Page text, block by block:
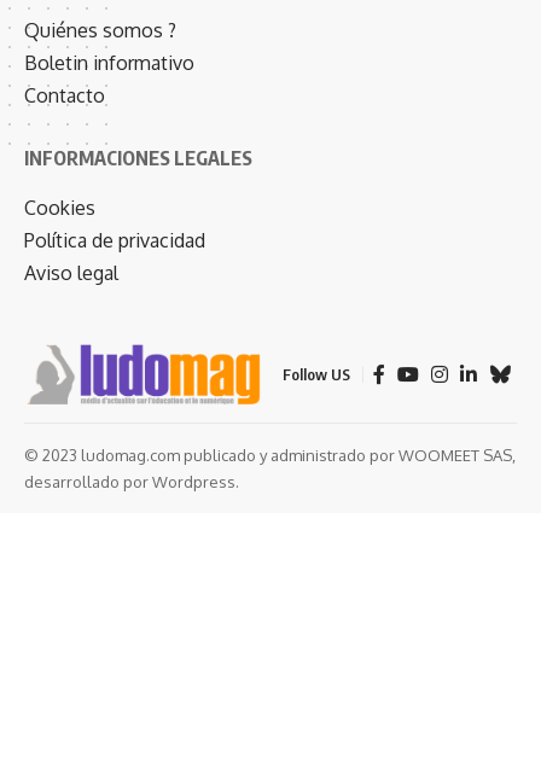
Quiénes somos ?
Boletin informativo
Contacto
INFORMACIONES LEGALES
Cookies
Política de privacidad
Aviso legal
Follow US
© 2023 ludomag.com publicado y administrado por WOOMEET SAS,
desarrollado por Wordpress.